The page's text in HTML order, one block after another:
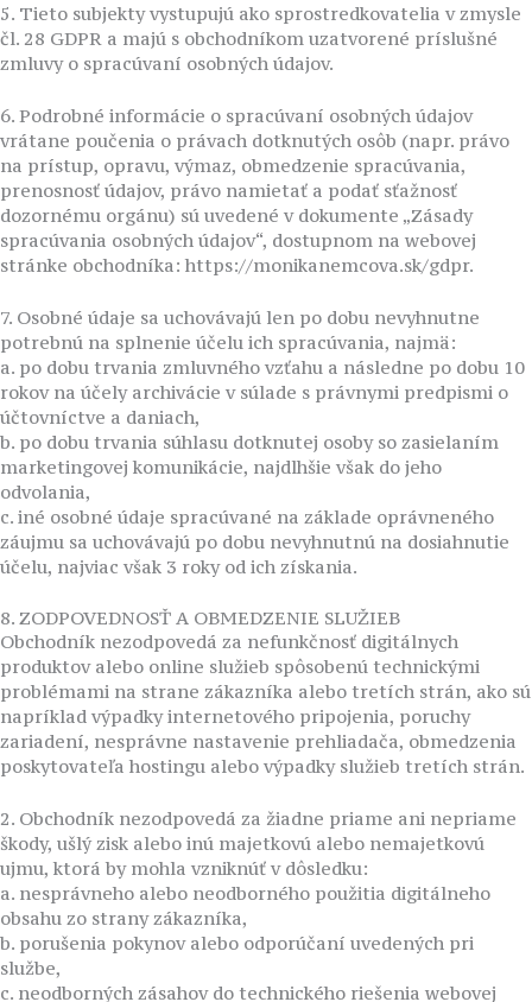
5. Tieto subjekty vystupujú ako sprostredkovatelia v zmysle
čl. 28 GDPR a majú s obchodníkom uzatvorené príslušné
zmluvy o spracúvaní osobných údajov.
6. Podrobné informácie o spracúvaní osobných údajov
vrátane poučenia o právach dotknutých osôb (napr. právo
na prístup, opravu, výmaz, obmedzenie spracúvania,
prenosnosť údajov, právo namietať a podať sťažnosť
dozornému orgánu) sú uvedené v dokumente „Zásady
spracúvania osobných údajov“, dostupnom na webovej
stránke obchodníka: https://monikanemcova.sk/gdpr.
7. Osobné údaje sa uchovávajú len po dobu nevyhnutne
potrebnú na splnenie účelu ich spracúvania, najmä:
a. po dobu trvania zmluvného vzťahu a následne po dobu 10
rokov na účely archivácie v súlade s právnymi predpismi o
účtovníctve a daniach,
b. po dobu trvania súhlasu dotknutej osoby so zasielaním
marketingovej komunikácie, najdlhšie však do jeho
odvolania,
c. iné osobné údaje spracúvané na základe oprávneného
záujmu sa uchovávajú po dobu nevyhnutnú na dosiahnutie
účelu, najviac však 3 roky od ich získania.
8. ZODPOVEDNOSŤ A OBMEDZENIE SLUŽIEB
Obchodník nezodpovedá za nefunkčnosť digitálnych
produktov alebo online služieb spôsobenú technickými
problémami na strane zákazníka alebo tretích strán, ako sú
napríklad výpadky internetového pripojenia, poruchy
zariadení, nesprávne nastavenie prehliadača, obmedzenia
poskytovateľa hostingu alebo výpadky služieb tretích strán.
2. Obchodník nezodpovedá za žiadne priame ani nepriame
škody, ušlý zisk alebo inú majetkovú alebo nemajetkovú
ujmu, ktorá by mohla vzniknúť v dôsledku:
a. nesprávneho alebo neodborného použitia digitálneho
obsahu zo strany zákazníka,
b. porušenia pokynov alebo odporúčaní uvedených pri
službe,
c. neodborných zásahov do technického riešenia webovej